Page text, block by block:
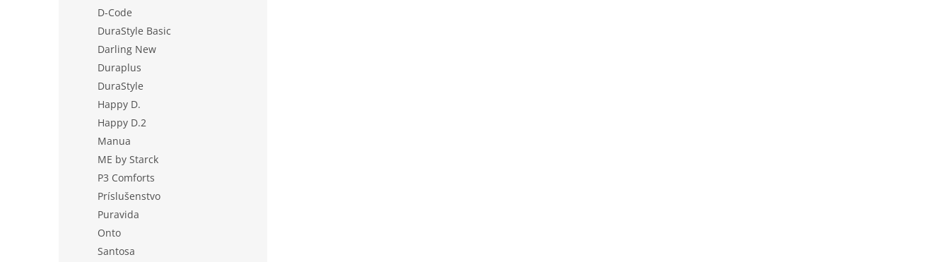
D-Code
DuraStyle Basic
Darling New
Duraplus
DuraStyle
Happy D.
Happy D.2
Manua
ME by Starck
P3 Comforts
Príslušenstvo
Puravida
Onto
Santosa